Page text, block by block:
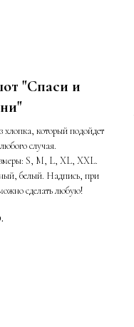
"Спаси и
хлопка, который подойдет
случая.
S, M, L, XL, XXL.
белый. Надпись, при
сделать любую!